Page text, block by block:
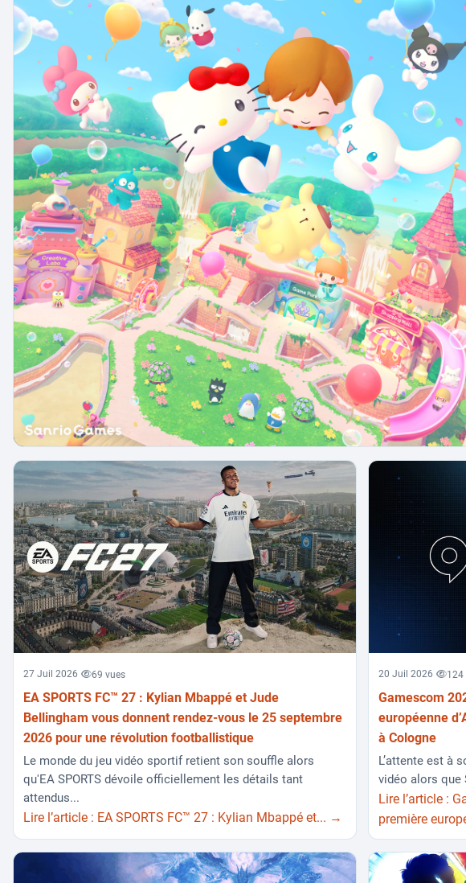
27 Juil 2026 69 vues
EA SPORTS FC™ 27 : Kylian Mbappé et Jude
Bellingham vous donnent rendez-vous le 25 septembre
2026 pour une révolution footballistique
Le monde du jeu vidéo sportif retient son souffle alors
qu'EA SPORTS dévoile officiellement les détails tant
attendus...
Lire l’article : EA SPORTS FC™ 27 : Kylian Mbappé et... →
20 Juil 2026 124
Gamescom
européenne
à Cologne
L’attente est à
vidéo alors que
Lire l’article :
première